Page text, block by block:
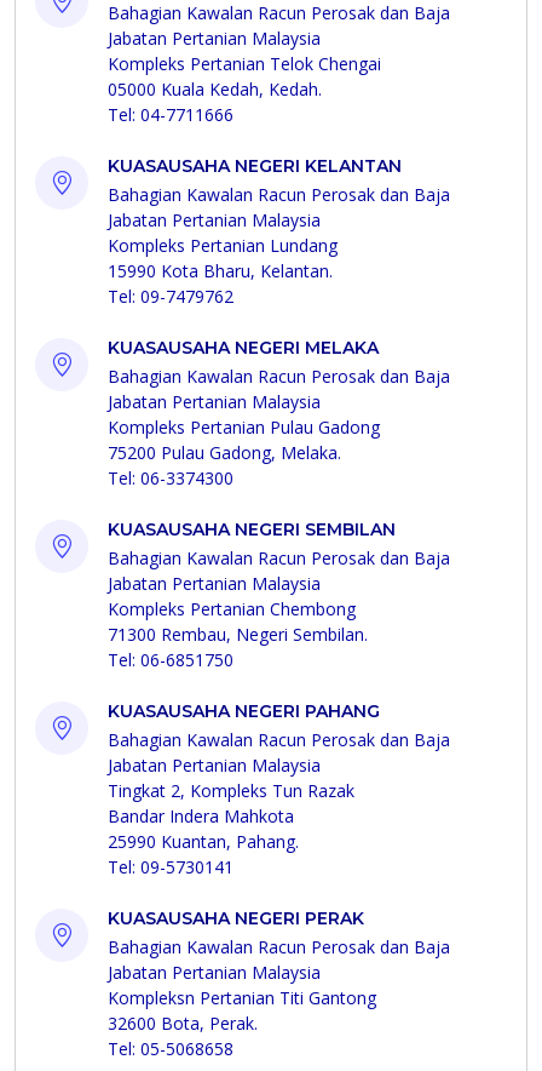
Bahagian Kawalan Racun Perosak dan Baja
Jabatan Pertanian Malaysia
Kompleks Pertanian Telok Chengai
05000 Kuala Kedah, Kedah.
Tel: 04-7711666
KUASAUSAHA NEGERI KELANTAN
Bahagian Kawalan Racun Perosak dan Baja
Jabatan Pertanian Malaysia
Kompleks Pertanian Lundang
15990 Kota Bharu, Kelantan.
Tel: 09-7479762
KUASAUSAHA NEGERI MELAKA
Bahagian Kawalan Racun Perosak dan Baja
Jabatan Pertanian Malaysia
Kompleks Pertanian Pulau Gadong
75200 Pulau Gadong, Melaka.
Tel: 06-3374300
KUASAUSAHA NEGERI SEMBILAN
Bahagian Kawalan Racun Perosak dan Baja
Jabatan Pertanian Malaysia
Kompleks Pertanian Chembong
71300 Rembau, Negeri Sembilan.
Tel: 06-6851750
KUASAUSAHA NEGERI PAHANG
Bahagian Kawalan Racun Perosak dan Baja
Jabatan Pertanian Malaysia
Tingkat 2, Kompleks Tun Razak
Bandar Indera Mahkota
25990 Kuantan, Pahang.
Tel: 09-5730141
KUASAUSAHA NEGERI PERAK
Bahagian Kawalan Racun Perosak dan Baja
Jabatan Pertanian Malaysia
Kompleksn Pertanian Titi Gantong
32600 Bota, Perak.
Tel: 05-5068658